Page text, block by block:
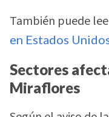
También puede
en Estados
Sectores
Miraflores